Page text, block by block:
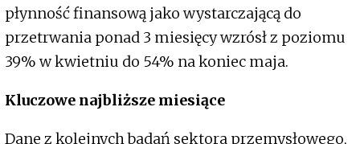
płynność finansową jako wystarczającą do
przetrwania ponad 3 miesięcy wzrósł z poziomu
39% w kwietniu do 54% na koniec maja.
Kluczowe najbliższe miesiące
Dane z kolejnych badań sektora przemysłowego,